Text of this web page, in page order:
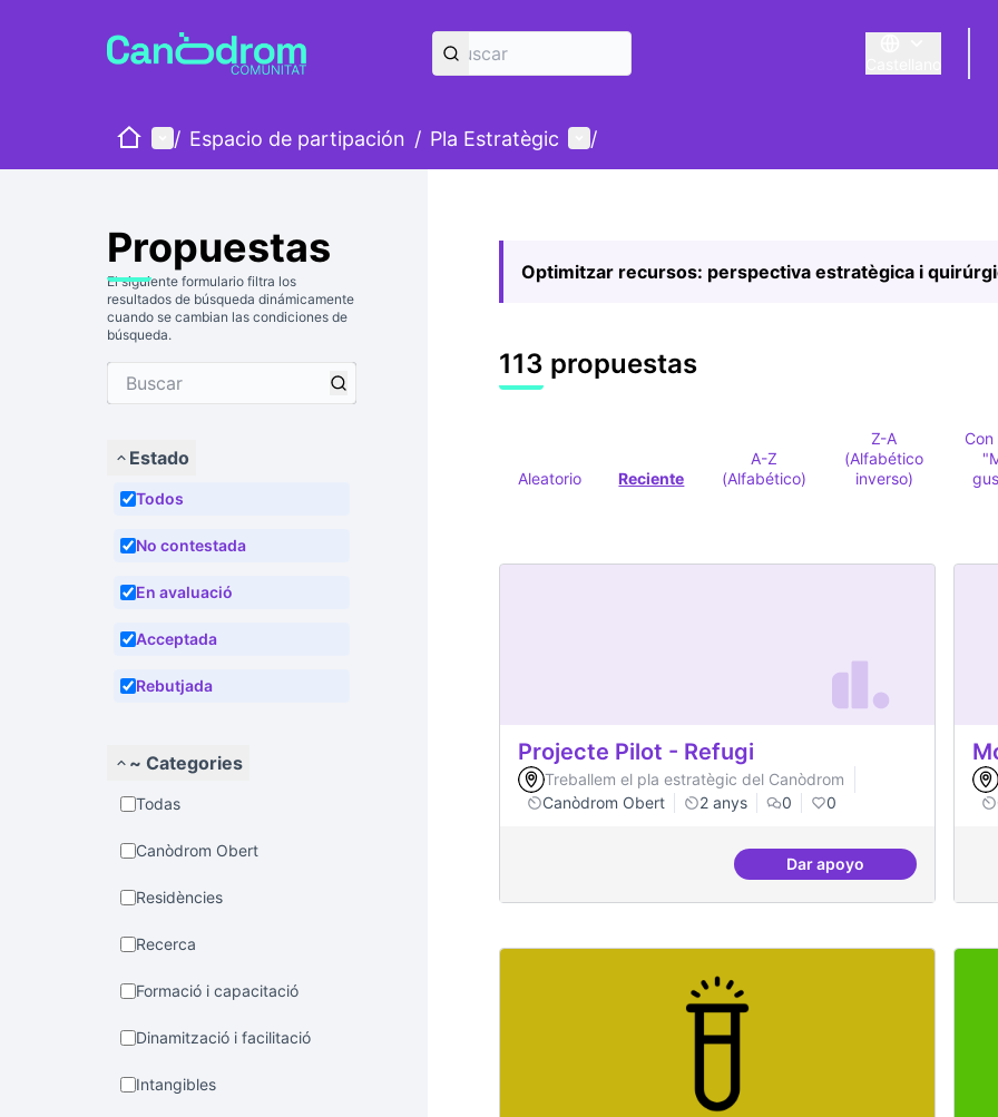
Triar la llengua
InicioMenú principal
/ Espacio de partipación / Pla Estratègic Menú de usuario
/
Propuestas
El siguiente formulario filtra los
resultados de búsqueda dinámicamente
cuando se cambian las condiciones de
búsqueda.
Estado
Todos
No contestada
En avaluació
Acceptada
Rebutjada
~ Categories
Todas
Canòdrom Obert
Residències
Recerca
Formació i capacitació
Dinamització i facilitació
Intangibles
Optimitzar recursos: perspectiva estratègica i
113 propuestas
Aleatorio Reciente
A-Z
(Alfabético)
Z-A
(Alfabético
inverso)
Con
Projecte Pilot - Refugi
Treballem el pla estratègic del Canòdrom
Canòdrom Obert
2 anys 0 0
Dar apoyoProjecte Pilot - Refugi